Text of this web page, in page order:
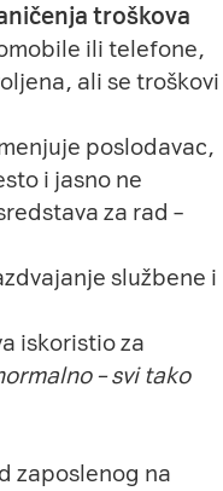
troškova
ili telefone,
ali se troškovi
poslodavac,
i jasno ne
za rad –
službene i
iskoristio za
– svi tako
zaposlenog na